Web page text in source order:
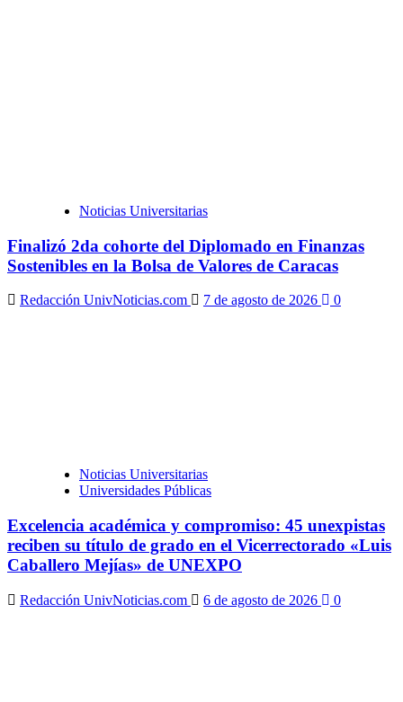
Noticias Universitarias
Finalizó 2da cohorte del Diplomado en Finanzas
Sostenibles en la Bolsa de Valores de Caracas
Redacción UnivNoticias.com 7 de agosto de 2026 0
Noticias Universitarias
Universidades Públicas
Excelencia académica y compromiso: 45 unexpistas
reciben su título de grado en el Vicerrectorado «Luis
Caballero Mejías» de UNEXPO
Redacción UnivNoticias.com 6 de agosto de 2026 0